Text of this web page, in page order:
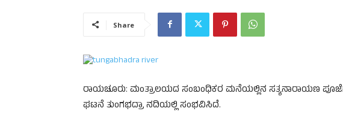
Share
ರಾಯಚೂರು: ಮಂತ್ರಾಲಯದ ಸಂಬಂಧಿಕರ ಮನೆಯಲ್ಲಿನ ಸತ್ಯನಾರಾಯಣ
ಘಟನೆ ತುಂಗಭದ್ರಾ ನದಿಯಲ್ಲಿ ಸಂಭವಿಸಿದೆ.